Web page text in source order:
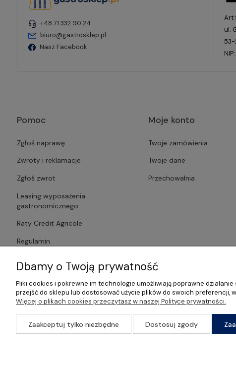
+48 71 332 90 24
biuro@gastrosklep.pl
Nasz Facebook
Art
ul.
53-
Pomoc
Zgłoś naprawę
Zwroty i reklamacje
Zgłoś zwrot
Leasing wyposażenia
gastronomicznego
Raty Credit Agricole
Regulamin
Moje konto
Twoje zamówienia
Twoje dane
Przechowalnia
©2026 Wszelkie Prawa Zastrzeżone | Gastrosklep | Wyposażenie
Dbamy o Twoją prywatność
Pliki cookies i pokrewne im technologie umożliwiają poprawne
przejść do sklepu lub dostosować użycie plików do swoich preferencji,
Więcej o plikach cookies przeczytasz w naszej Polityce prywatności.
Zaakceptuj tylko niezbędne Dostosuj zgody